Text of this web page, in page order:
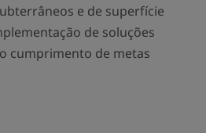
e de superfície
de soluções
cumprimento de metas